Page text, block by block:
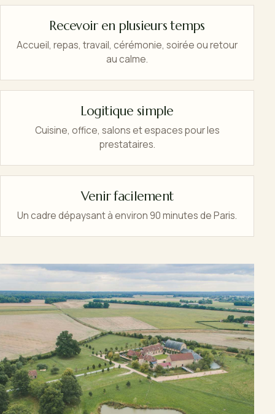
Recevoir en plusieurs temps
Accueil, repas, travail, cérémonie, soirée ou retour
au calme.
Logitique simple
Cuisine, office, salons et espaces pour les
prestataires.
Venir facilement
Un cadre dépaysant à environ 90 minutes de Paris.